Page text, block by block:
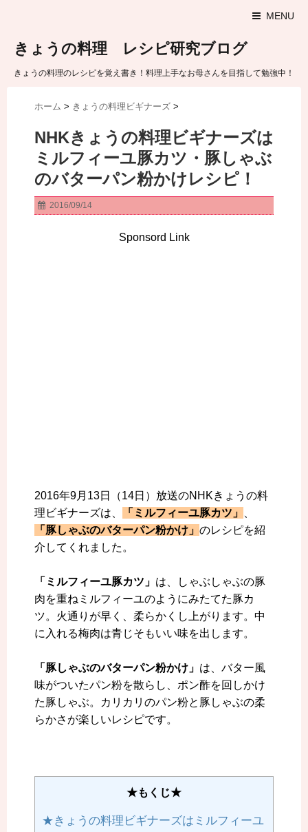
MENU
きょうの料理 レシピ研究ブログ
きょうの料理のレシピを覚え書き！料理上手なお母さんを目指して勉強中！
ホーム > きょうの料理ビギナーズ >
NHKきょうの料理ビギナーズは
ミルフィーユ豚カツ・豚しゃぶ
のバターパン粉かけレシピ！
2016/09/14
Sponsord Link
2016年9月13日（14日）放送のNHKきょうの料
理ビギナーズは、
「ミルフィーユ豚カツ」
「豚しゃぶのバターパン粉かけ」 のレシピを紹
介してくれました。
「ミルフィーユ豚カツ」 は、しゃぶしゃぶの豚
肉を重ねミルフィーユのようにみたてた豚カ
ツ。火通りが早く、柔らかくし上がります。中
に入れる梅肉は青じそもいい味を出します。
「豚しゃぶのバターパン粉かけ」 は、バター風
味がついたパン粉を散らし、ポン酢を回しかけ
た豚しゃぶ。カリカリのパン粉と豚しゃぶの柔
らかさが楽しいレシピです。
★もくじ★
★きょうの料理ビギナーズはミルフィーユ